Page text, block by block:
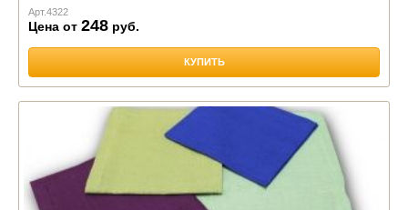
Арт.4322
Цена от 248 руб.
КУПИТЬ